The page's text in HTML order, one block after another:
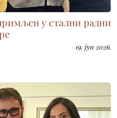
у стални радни
19. јун 2026.